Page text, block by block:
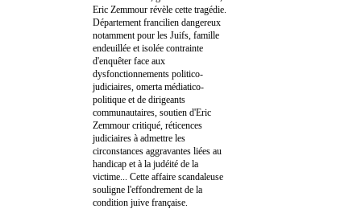
Eric Zemmour révèle cette tragédie.
Département francilien dangereux
notamment pour les Juifs, famille
endeuillée et isolée contrainte
d'enquêter face aux
dysfonctionnements politico-
judiciaires, omerta médiatico-
politique et de dirigeants
communautaires, soutien d'Eric
Zemmour critiqué, réticences
judiciaires à admettre les
circonstances aggravantes liées au
handicap et à la judéité de la
victime... Cette affaire scandaleuse
souligne l'effondrement de la
condition juive française.